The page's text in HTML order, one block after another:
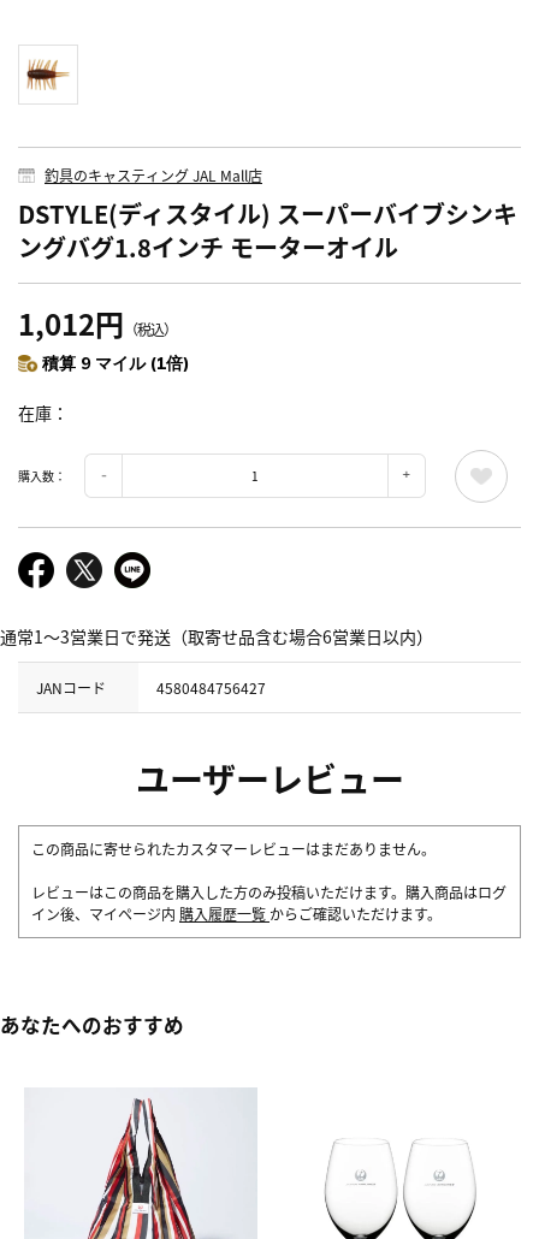
釣具のキャスティング JAL Mall店
DSTYLE(ディスタイル) スーパーバイブシンキ
ングバグ1.8インチ モーターオイル
1,012円 （税込）
積算 9 マイル (1倍)
在庫
購入数：
通常1～3営業日で発送（取寄せ品含む場合6営業日以内）
JANコード 4580484756427
ユーザーレビュー
この商品に寄せられたカスタマーレビューはまだありません。
レビューはこの商品を購入した方のみ投稿いただけます。購入商品はログ
イン後、マイページ内 購入履歴一覧 からご確認いただけます。
あなたへのおすすめ